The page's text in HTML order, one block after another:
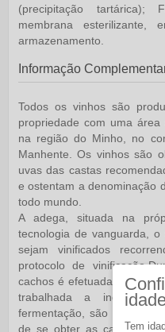
(precipitação tartárica);
membrana esterilizante,
armazenamento.
Informação
Todos os vinhos são
propriedade com uma
na região do Minho, no
Manhente. Os vinhos são
uvas das castas
e ostentam a denominação
todo mundo.
​A adega, situada na
tecnologia de vanguarda,
sejam vinificados
protocolo de
cachos é efetuada
trabalhada a
fermentação, são
de se obter as
Tem